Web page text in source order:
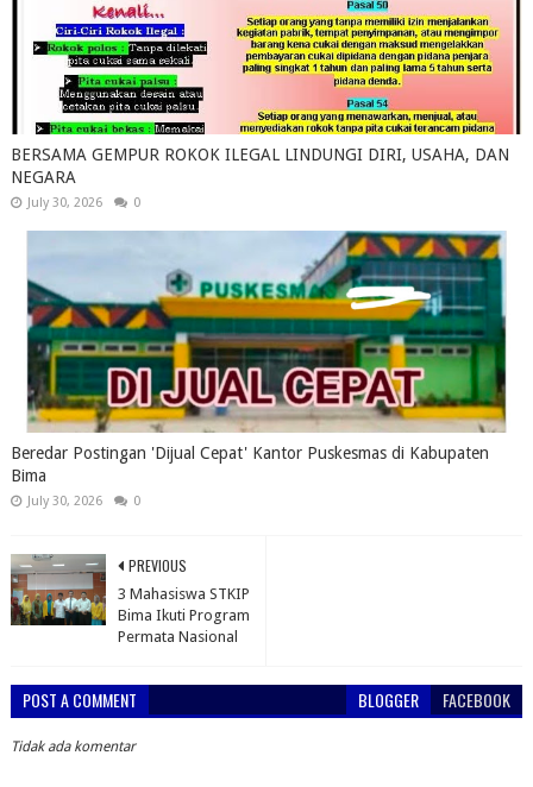
BERSAMA GEMPUR ROKOK ILEGAL LINDUNGI DIRI, USAHA, DAN
NEGARA
July 30, 2026 0
Beredar Postingan 'Dijual Cepat' Kantor Puskesmas di Kabupaten
Bima
July 30, 2026 0
PREVIOUS
3 Mahasiswa STKIP
Bima Ikuti Program
Permata Nasional
POST A COMMENT BLOGGER FACEBOOK
Tidak ada komentar